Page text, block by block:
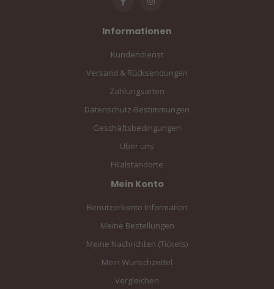
Informationen
Kundendienst
Versand & Rücksendungen
Zahlungsarten
Datenschutz-Bestimmungen
Geschäftsbedingungen
Über uns
Filialstandorte
Mein Konto
Benutzerkonto Information
Meine Bestellungen
Meine Nachrichten (Tickets)
Mein Wunschzettel
Vergleichen